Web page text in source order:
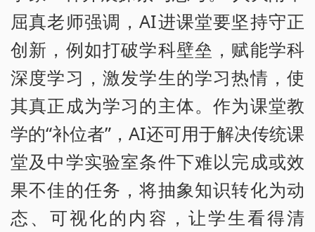
屈真老师强调，AI进课堂要坚持守正
创新，例如打破学科壁垒，赋能学科
深度学习，激发学生的学习热情，使
其真正成为学习的主体。作为课堂教
学的“补位者”，AI还可用于解决传统课
堂及中学实验室条件下难以完成或效
果不佳的任务，将抽象知识转化为动
态、可视化的内容，让学生看得清